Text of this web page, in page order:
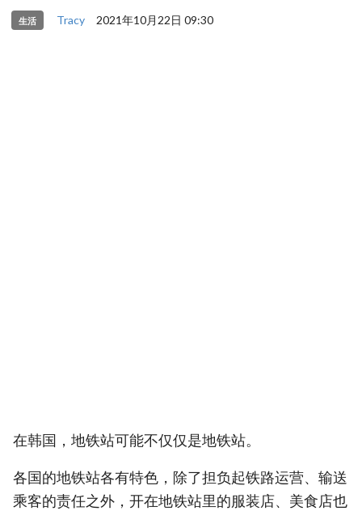
生活 Tracy 2021年10月22日 09:30
在韩国，地铁站可能不仅仅是地铁站。
各国的地铁站各有特色，除了担负起铁路运营、输送
乘客的责任之外，开在地铁站里的服装店、美食店也